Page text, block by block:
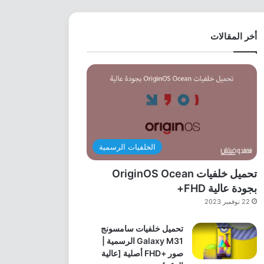
أخر المقالات
الخلفيات الرسمية
تحميل خلفيات OriginOS Ocean
بجودة عالية FHD+
22 نوفمبر 2023
تحميل خلفيات سامسونج
Galaxy M31 الرسمية |
صور +FHD أصلية [عالية